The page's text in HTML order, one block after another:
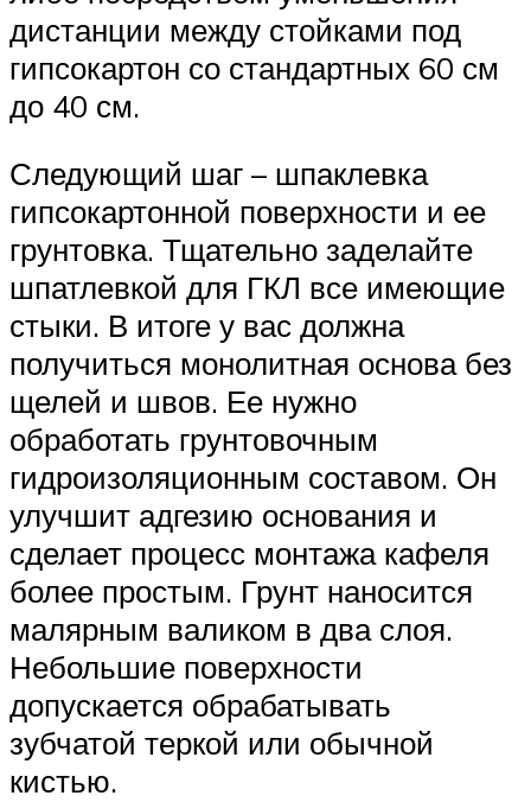
дистанции между стойками под
гипсокартон со стандартных 60 см
до 40 см.
Следующий шаг – шпаклевка
гипсокартонной поверхности и ее
грунтовка. Тщательно заделайте
шпатлевкой для ГКЛ все имеющие
стыки. В итоге у вас должна
получиться монолитная основа без
щелей и швов. Ее нужно
обработать грунтовочным
гидроизоляционным составом. Он
улучшит адгезию основания и
сделает процесс монтажа кафеля
более простым. Грунт наносится
малярным валиком в два слоя.
Небольшие поверхности
допускается обрабатывать
зубчатой теркой или обычной
кистью.